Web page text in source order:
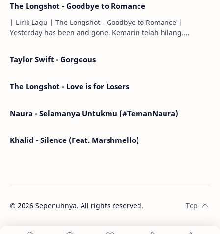
The Longshot - Goodbye to Romance
| Lirik Lagu | The Longshot - Goodbye to Romance |
Yesterday has been and gone. Kemarin telah hilang.
Taylor Swift - Gorgeous
The Longshot - Love is for Losers
Naura - Selamanya Untukmu (#TemanNaura)
Khalid - Silence (Feat. Marshmello)
© 2026 Sepenuhnya. All rights reserved.